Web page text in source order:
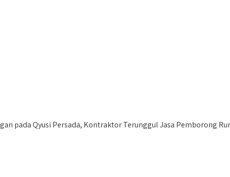
pada Qyusi Persada, Kontraktor Terunggul Jasa Pemborong